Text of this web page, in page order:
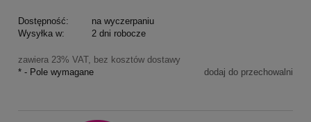
Dostępność:
na wyczerpaniu
Wysyłka w:
2 dni robocze
zawiera 23% VAT, bez kosztów dostawy
dodaj do przechowalni
* - Pole wymagane